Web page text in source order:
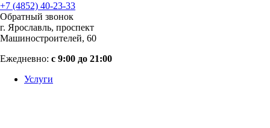
+7 (4852) 40-23-33
Обратный звонок
г. Ярославль, проспект
Машиностроителей, 60
Ежедневно: с 9:00 до 21:00
Услуги